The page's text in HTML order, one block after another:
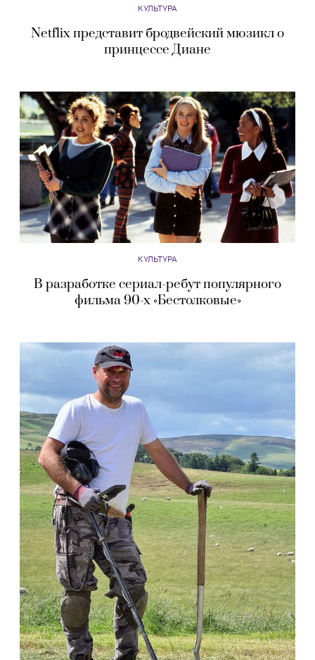
КУЛЬТУРА
Netflix представит бродвейский мюзикл о
принцессе Диане
КУЛЬТУРА
В разработке сериал-ребут популярного
фильма 90-х «Бестолковые»